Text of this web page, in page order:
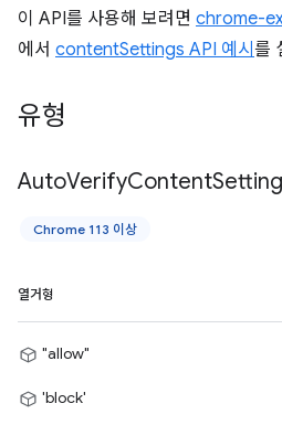
이 API를 사용해 보려면 chrome-
에서 contentSettings API 예시 를
유형
AutoVerifyContentSetting
Chrome 113 이상
열거형
"allow"
'block'